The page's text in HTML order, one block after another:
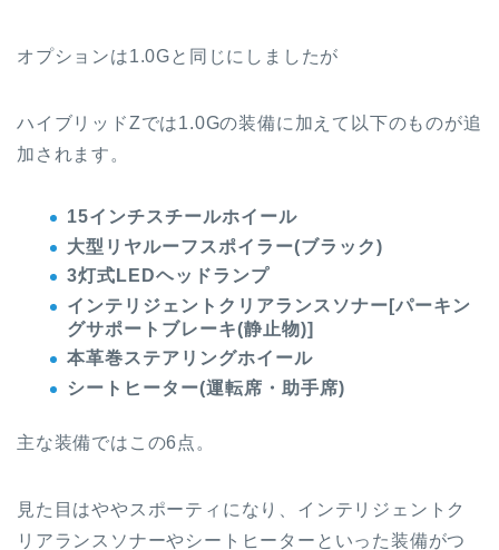
オプションは1.0Gと同じにしましたが
ハイブリッドZでは1.0Gの装備に加えて以下のものが追
加されます。
15インチスチールホイール
大型リヤルーフスポイラー(ブラック)
3灯式LEDヘッドランプ
インテリジェントクリアランスソナー[パーキン
グサポートブレーキ(静止物)]
本革巻ステアリングホイール
シートヒーター(運転席・助手席)
主な装備ではこの6点。
見た目はややスポーティになり、インテリジェントク
リアランスソナーやシートヒーターといった装備がつ